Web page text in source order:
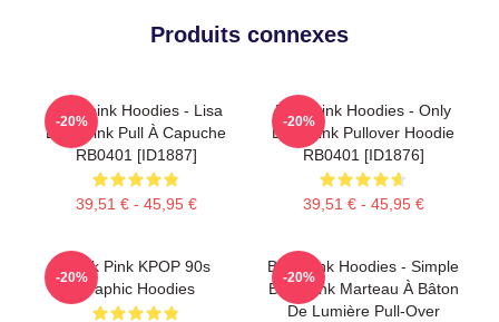
Produits connexes
Blackpink Hoodies - Lisa
BlackPink Pull À Capuche
RB0401 [ID1887]
39,51 € - 45,95 €
-20%
Blackpink Hoodies - Only
Blackpink Pullover Hoodie
RB0401 [ID1876]
39,51 € - 45,95 €
-20%
Black Pink KPOP 90s
Graphic Hoodies
-20%
Blackpink Hoodies - Simple
Blackpink Marteau À Bâton
De Lumière Pull-Over
-20%